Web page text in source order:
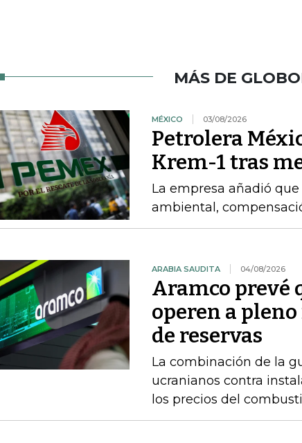
MÁS DE
MÉXICO 03/08/2026
Petrolera
Krem-1 tras
La empresa añadió
ambiental,
ARABIA SAUDITA 04/08/2026
Aramco prevé
operen a
de reservas
La combinación de la
ucranianos contra
los precios del